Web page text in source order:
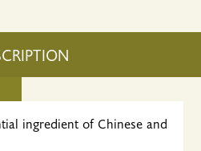
ingredient of Chinese and